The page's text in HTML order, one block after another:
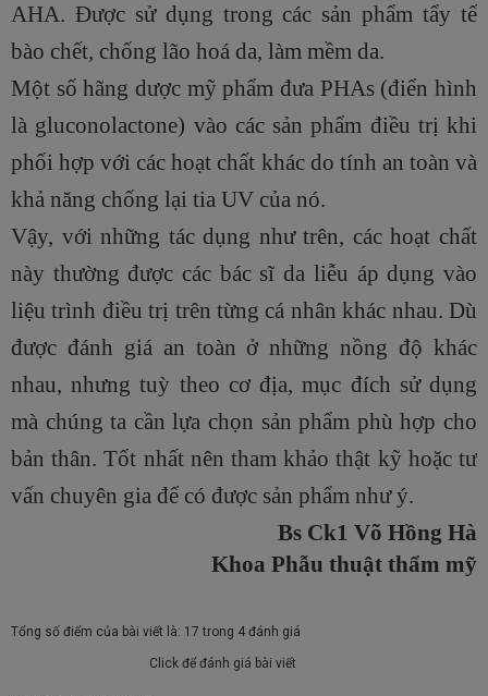
AHA. Được sử dụng trong các sản phẩm tẩy tế
bào chết, chống lão hoá da, làm mềm da.
Một số hãng dược mỹ phẩm đưa PHAs (điển hình
là gluconolactone) vào các sản phẩm điều trị khi
phối hợp với các hoạt chất khác do tính an toàn và
khả năng chống lại tia UV của nó.
Vậy, với những tác dụng như trên, các hoạt chất
này thường được các bác sĩ da liễu áp dụng vào
liệu trình điều trị trên từng cá nhân khác nhau. Dù
được đánh giá an toàn ở những nồng độ khác
nhau, nhưng tuỳ theo cơ địa, mục đích sử dụng
mà chúng ta cần lựa chọn sản phẩm phù hợp cho
bản thân. Tốt nhất nên tham khảo thật kỹ hoặc tư
vấn chuyên gia để có được sản phẩm như ý.
Bs Ck1 Võ Hồng Hà
Khoa Phẫu thuật thẩm mỹ
Tổng số điểm của bài viết là: 17 trong 4 đánh giá
Click để đánh giá bài viết